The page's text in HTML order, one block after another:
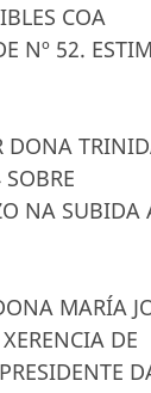
COA
Nº 52.
DONA
NA SUBIDA
MARÍA
DE